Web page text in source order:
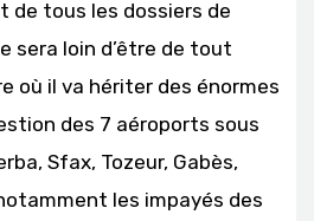
de tous les dossiers de
sera loin d’être de tout
où il va hériter des énormes
des 7 aéroports sous
Sfax, Tozeur, Gabès,
les impayés des